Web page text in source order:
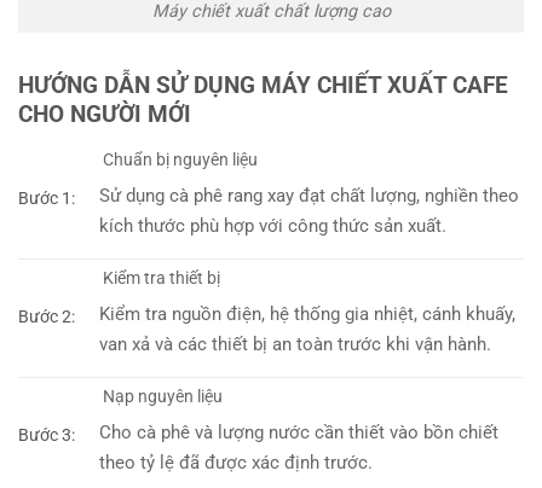
Máy chiết xuất chất lượng cao
HƯỚNG DẪN SỬ DỤNG MÁY CHIẾT XUẤT CAFE
CHO NGƯỜI MỚI
Bước 1:
Chuẩn bị nguyên liệu
Sử dụng cà phê rang xay đạt chất lượng, nghiền theo
kích thước phù hợp với công thức sản xuất.
Bước 2:
Kiểm tra thiết bị
Kiểm tra nguồn điện, hệ thống gia nhiệt, cánh khuấy,
van xả và các thiết bị an toàn trước khi vận hành.
Bước 3:
Nạp nguyên liệu
Cho cà phê và lượng nước cần thiết vào bồn chiết
theo tỷ lệ đã được xác định trước.